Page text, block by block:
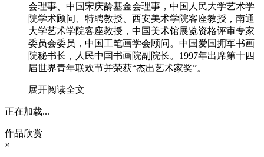
会理事、中国宋庆龄基金会理事，中国人民大学艺术学
院学术顾问、特聘教授、西安美术学院客座教授，南通
大学艺术学院客座教授，中国美术馆展览资格评审专家
委员会委员，中国工笔画学会顾问。中国爱国拥军书画
院秘书长，人民中国书画院副院长。1997年出席第十四
届世界青年联欢节并荣获“杰出艺术家奖”。
展开阅读全文
正在加载...
作品欣赏
×